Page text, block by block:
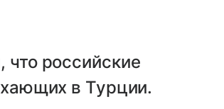
российские
в Турции.